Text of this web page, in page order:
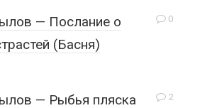
0
— Послание о
(Басня)
2
— Рыбья пляска